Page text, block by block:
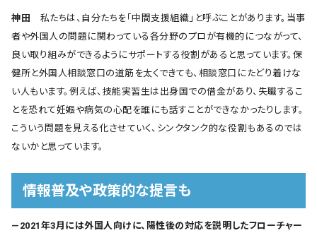
神田 私たちは、自分たちを「中間支援組織」と呼ぶことがあります。当事
者や外国人の問題に関わっている各分野のプロが有機的につながって、
良い取り組みができるようにサポートする役割があると思っています。保
健所と外国人相談窓口の道筋を太くできても、相談窓口にたどり着けな
い人もいます。例えば、技能実習生は出身国での借金があり、失職するこ
とを恐れて妊娠や病気の心配を誰にも話すことができなかったりします。
こういう問題を見える化させていく、シンクタンク的な役割もあるのでは
ないかと思っています。
情報普及や政策的な提言も
―2021年3月には外国人向けに、陽性後の対応を説明したフローチャー